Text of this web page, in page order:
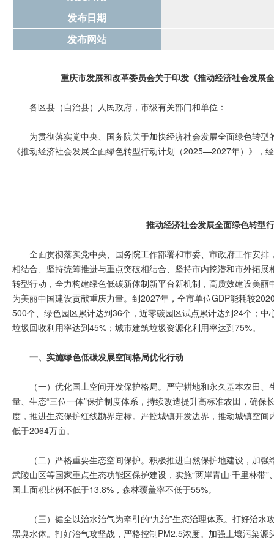
发布日期
发布网站
重庆市发展和改革委员会关于印发《推动经济社会发
各区县（自治县）人民政府，市级有关部门和单位：
为贯彻落实党中央、国务院关于加快经济社会发展全面绿色转
《推动经济社会发展全面绿色转型行动计划（2025—2027年）》，
推动经济社会发展全面绿色转型
全面贯彻落实党中央、国务院工作部署和市委、市政府工作安
相结合、坚持统筹推进与重点突破相结合、坚持市内挖潜和市外拓
转型行动，全力构建绿色低碳新体制新平台新机制，高质效建设美
为美丽中国建设贡献重庆力量。到2027年，全市单位GDP能耗较
500个、绿色园区累计达到36个，近零碳园区试点累计达到24个；
垃圾回收利用率达到45%；城市建筑垃圾资源化利用率达到75%。
一、实施绿色低碳发展空间格局优化行动
（一）优化国土空间开发保护格局。严守耕地和永久基本农田
量、生态“三位一体”保护制度体系，持续改造提升高标准农田，确
度，推进生态保护红线勘界定标。严控城镇开发边界，推动城镇空
低于2064万亩。
（二）严格重要生态空间保护。积极推进自然保护地建设，加
武陵山区等国家重点生态功能区保护建设，实施“两岸青山·千里林
国土面积比例不低于13.8%，森林覆盖率不低于55%。
（三）健全以治水治气为牵引的“九治”生态治理体系。打好治
黑臭水体。打好治气攻坚战，严格控制PM2.5浓度。加强土壤污染